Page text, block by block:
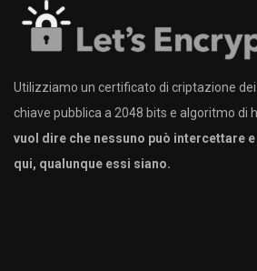
Utilizziamo un certificato di criptazione
chiave pubblica a 2048 bits e algoritmo di
vuol dire che nessuno può intercettare
qui, qualunque essi siano.